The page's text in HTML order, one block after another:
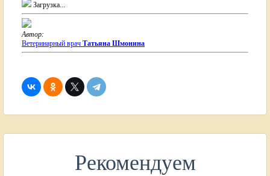
Загрузка...
Автор:
Ветеринарный врач Татьяна Шмонина
Рекомендуем